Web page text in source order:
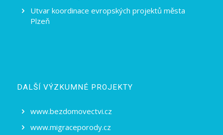
Utvar koordinace evropských projektů města
Plzeň
DALŠÍ VÝZKUMNÉ PROJEKTY
www.bezdomovectvi.cz
www.migraceporody.cz